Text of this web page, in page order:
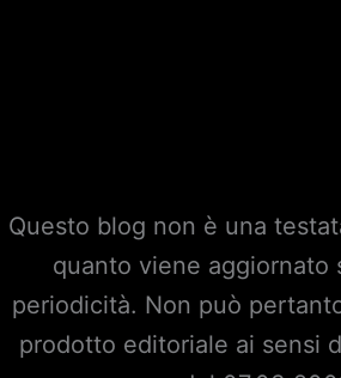
Questo blog non è una
quanto viene aggiornato
periodicità. Non può
prodotto editoriale ai sensi